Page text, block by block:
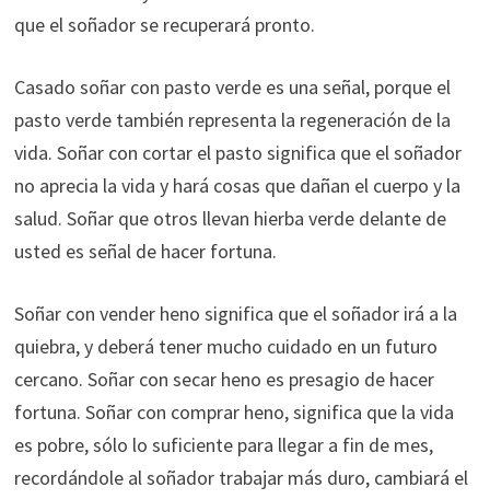
que el soñador se recuperará pronto.
Casado soñar con pasto verde es una señal, porque el
pasto verde también representa la regeneración de la
vida. Soñar con cortar el pasto significa que el soñador
no aprecia la vida y hará cosas que dañan el cuerpo y la
salud. Soñar que otros llevan hierba verde delante de
usted es señal de hacer fortuna.
Soñar con vender heno significa que el soñador irá a la
quiebra, y deberá tener mucho cuidado en un futuro
cercano. Soñar con secar heno es presagio de hacer
fortuna. Soñar con comprar heno, significa que la vida
es pobre, sólo lo suficiente para llegar a fin de mes,
recordándole al soñador trabajar más duro, cambiará el